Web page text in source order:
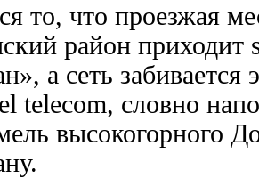
то, что проезжая
район
а сеть
telecom, словно
высокогорного